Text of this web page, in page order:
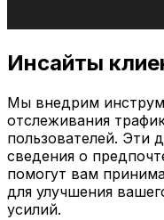
Инсайты
Мы внедрим
отслеживания
пользователей. Эти
сведения о
помогут вам
для улучшения
усилий.